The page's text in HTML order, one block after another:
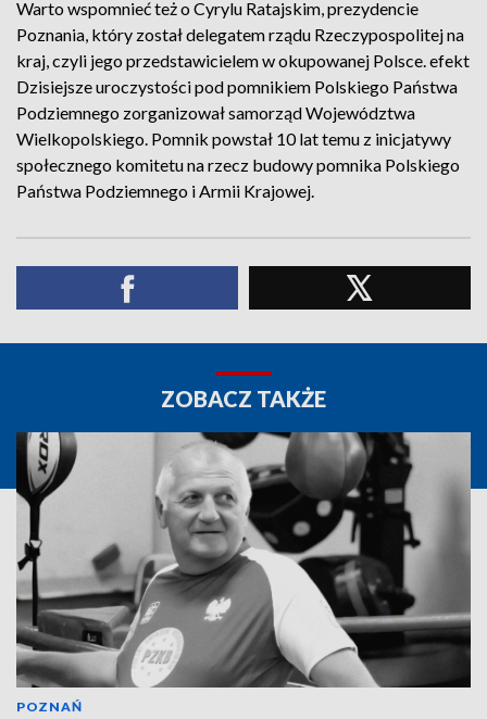
Warto wspomnieć też o Cyrylu Ratajskim, prezydencie
Poznania, który został delegatem rządu Rzeczypospolitej na
kraj, czyli jego przedstawicielem w okupowanej Polsce. efekt
Dzisiejsze uroczystości pod pomnikiem Polskiego Państwa
Podziemnego zorganizował samorząd Województwa
Wielkopolskiego. Pomnik powstał 10 lat temu z inicjatywy
społecznego komitetu na rzecz budowy pomnika Polskiego
Państwa Podziemnego i Armii Krajowej.
ZOBACZ TAKŻE
POZNAŃ